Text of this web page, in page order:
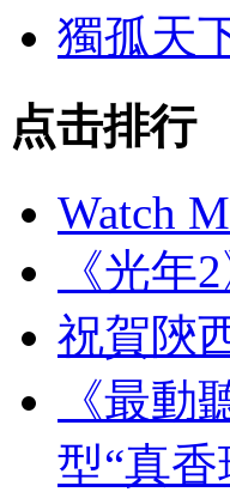
獨孤天
点击排行
Watch
《光
祝賀陝
《最
型“真香